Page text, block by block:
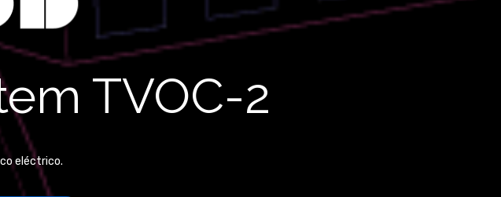
TVOC-2
eléctrico.